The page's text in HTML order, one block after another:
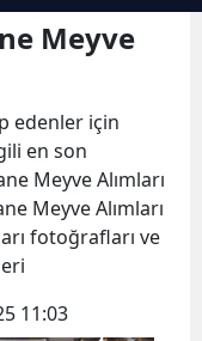
Meyve
edenler için
en son
Meyve Alımları
Meyve Alımları
fotoğrafları ve
11:03